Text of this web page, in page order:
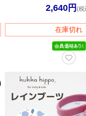
2,640円 (税
在庫切れ